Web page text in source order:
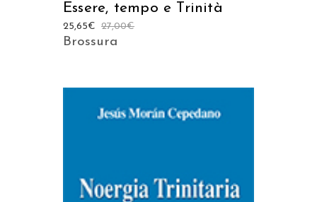
Essere, tempo e Trinità
27,00€
25,65€
Brossura